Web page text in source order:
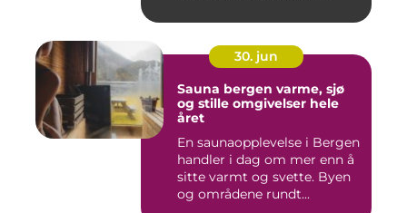
30. jun
Sauna bergen varme, sjø
og stille omgivelser hele
året
En saunaopplevelse i Bergen
handler i dag om mer enn å
sitte varmt og svette. Byen
og områdene rundt...